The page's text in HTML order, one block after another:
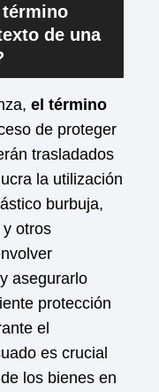
de una
el término
de proteger
trasladados
la utilización
burbuja,
otros
asegurarlo
protección
el
es crucial
los bienes en